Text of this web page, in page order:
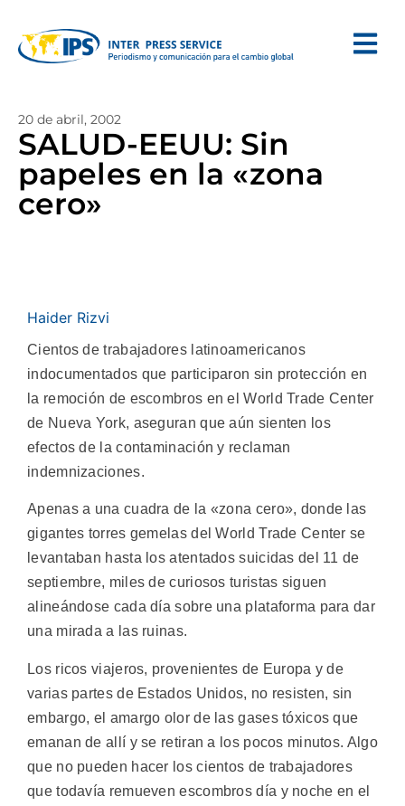
20 de abril, 2002
SALUD-EEUU: Sin
papeles en la «zona
cero»
Haider Rizvi
Cientos de trabajadores latinoamericanos
indocumentados que participaron sin protección en
la remoción de escombros en el World Trade Center
de Nueva York, aseguran que aún sienten los
efectos de la contaminación y reclaman
indemnizaciones.
Apenas a una cuadra de la «zona cero», donde las
gigantes torres gemelas del World Trade Center se
levantaban hasta los atentados suicidas del 11 de
septiembre, miles de curiosos turistas siguen
alineándose cada día sobre una plataforma para dar
una mirada a las ruinas.
Los ricos viajeros, provenientes de Europa y de
varias partes de Estados Unidos, no resisten, sin
embargo, el amargo olor de las gases tóxicos que
emanan de allí y se retiran a los pocos minutos. Algo
que no pueden hacer los cientos de trabajadores
que todavía remueven escombros día y noche en el